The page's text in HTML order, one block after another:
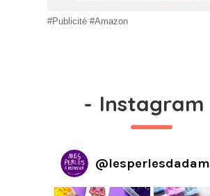
#Publicité #Amazon
- Instagram
@lesperlesdadam